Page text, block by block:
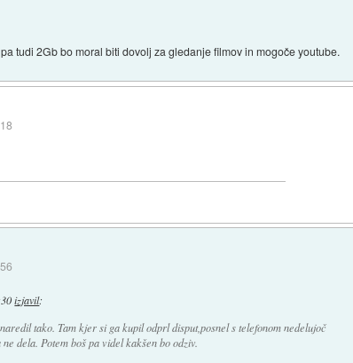
tudi 2Gb bo moral biti dovolj za gledanje filmov in mogoče youtube.
izjavil:
tako. Tam kjer si ga kupil odprl disput,posnel s telefonom nedelujoč
dela. Potem boš pa videl kakšen bo odziv.